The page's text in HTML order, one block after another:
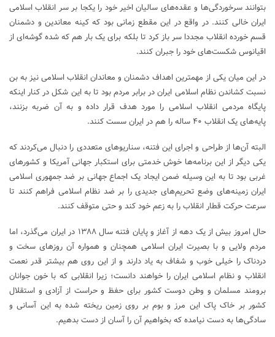
بتوانند سرخوردگی‌ها و عقده‌های سالیان اخیر خود را یکجا بر سر انقلاب اسلامی
ایران خالی کنند. در واقع در این مقطع زمانی بود که کینه معاندین و دشمنان
قسم خورده انقلاب مجددا سر باز کرد تا بلکه برای یک بار هم که شده گوشه‌ای از
اقیانوس شکست‌های خود را جبران کنند.
در این میان یکی از مهمترین اهداف دشمنان و معاندان انقلاب اسلامی نیز به بن
نسبت کشاندن نظام اسلامی ایران در برابر مردم بود تا به این شکل در کنار اینکه
پایگاه مردمی انقلاب اسلامی را مورد هدف قرار داده و به آن ضربه بزنند،
پایه‌های یک انقلاب ۴۰ ساله را هم در ایران سست کنند.
البته آن‌ها از طراحی و اجرای این فتنه، سناریو‌های متعددی را دنبال می‌کردند که
یکی دیگر از این برنامه‌ها خوش خدمتی برای استکبار جهانی آمریکا و کشور‌های
غربی بود تا به این وسیله ضمن ایجاد یک اجماع جهانی بر ضد جمهوری اسلامی
ایران زمینه‌های وضع تحریم‌های جدیدی را بر ضد نظام اسلامی فراهم کنند تا
سرعت حرکت قطار انقلاب را به زعم خود کند و حتی متوقف کنند.
حال امروز بیش از یک دهه از آغاز و پایان فتنه سال ۱۳۸۸ در ایران می‌گذرد، اما
مردم ولایی و با بصیرت ایران اسلامی همچنان و همواره آن روز‌های سخت و
دردناک را خیلی خوب و شفاف به یاد دارند و از این روی هم بیشتر قدر نعمت
انقلاب و نظام اسلامی ایران را خواهند دانست؛ زیرا انقلابی که با خون جوانان
برومند مسلمان و وطن دوست کشور برای حفظ و حراست از آزادی و استقلال
کشور بر خاک پاک این مرز و بوم بر روی زمین ریخته شده به این آسانی و
سادگی‌ها به دست نیامده که بخواهیم آن را آسان از دست بدهیم.